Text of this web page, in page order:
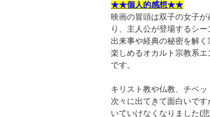
★★個人的感想★★
映画の冒頭は双子の女子
り、主人公が登場するシ
出来事や経典の秘密を解
楽しめるオカルト宗教系
です。
キリスト教や仏教、チベ
次々に出てきて面白いで
いていけなくなりました(